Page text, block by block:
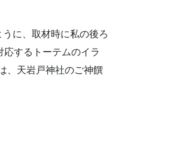
に、取材時に私の後ろ
するトーテムのイラ
、天岩戸神社のご神饌